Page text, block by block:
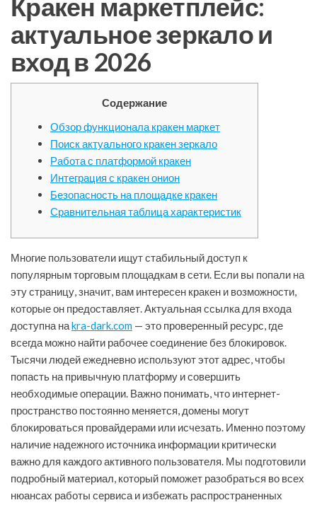
Кракен маркетплейс:
актуальное зеркало и
вход в 2026
Содержание
Обзор функционала кракен маркет
Поиск актуального кракен зеркало
Работа с платформой кракен
Интеграция с кракен онион
Безопасность на площадке кракен
Сравнительная таблица характеристик
Многие пользователи ищут стабильный доступ к
популярным торговым площадкам в сети. Если вы попали на
эту страницу, значит, вам интересен кракен и возможности,
которые он предоставляет. Актуальная ссылка для входа
доступна наkra-dark.com — это проверенный ресурс, где
всегда можно найти рабочее соединение без блокировок.
Тысячи людей ежедневно используют этот адрес, чтобы
попасть на привычную платформу и совершить
необходимые операции. Важно понимать, что интернет-
пространство постоянно меняется, домены могут
блокироваться провайдерами или исчезать. Именно поэтому
наличие надежного источника информации критически
важно для каждого активного пользователя. Мы подготовили
подробный материал, который поможет разобраться во всех
нюансах работы сервиса и избежать распространенных